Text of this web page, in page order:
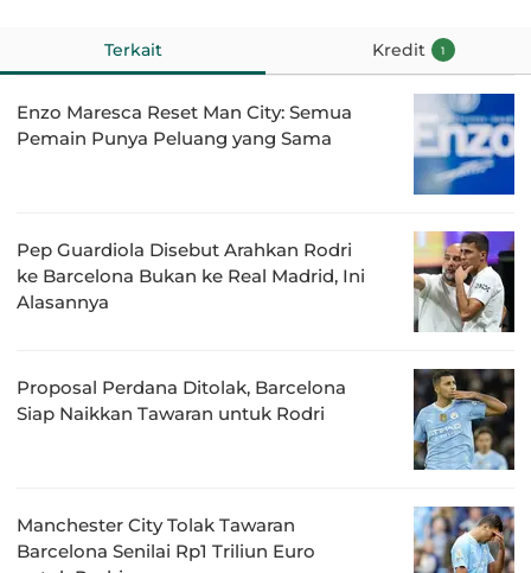
Terkait Kredit 1
Enzo Maresca Reset Man City: Semua
Pemain Punya Peluang yang Sama
Pep Guardiola Disebut Arahkan Rodri
ke Barcelona Bukan ke Real Madrid, Ini
Alasannya
Proposal Perdana Ditolak, Barcelona
Siap Naikkan Tawaran untuk Rodri
Manchester City Tolak Tawaran
Barcelona Senilai Rp1 Triliun Euro